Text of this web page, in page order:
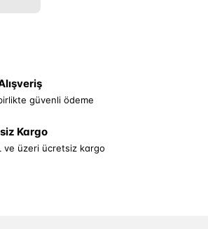
güvenli ödeme
Kargo
ve üzeri ücretsiz kargo